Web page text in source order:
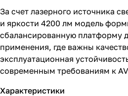
За счет лазерного источника
и яркости 4200 лм модель
сбалансированную платформу
применения, где важны
эксплуатационная
современным требованиям к
Характеристики